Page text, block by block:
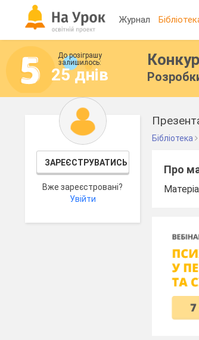
Журнал
До розіграшу
залишилось:
25 днів
ЗАРЕЄСТРУВАТИСЬ
Вже зареєстровані?
Увійти
Бібліотека
Про